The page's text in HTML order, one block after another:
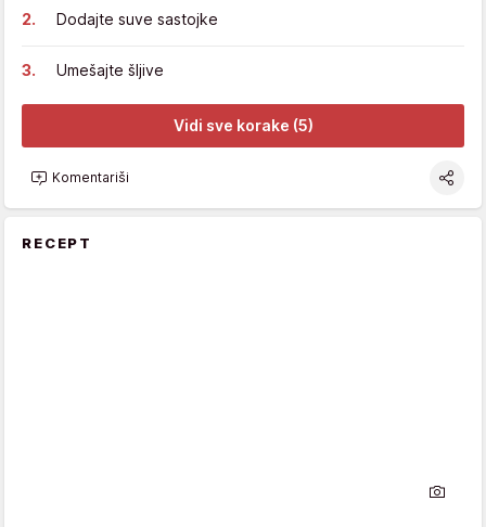
Dodajte suve sastojke
Umešajte šljive
Vidi sve korake (5)
Komentariši
RECEPT